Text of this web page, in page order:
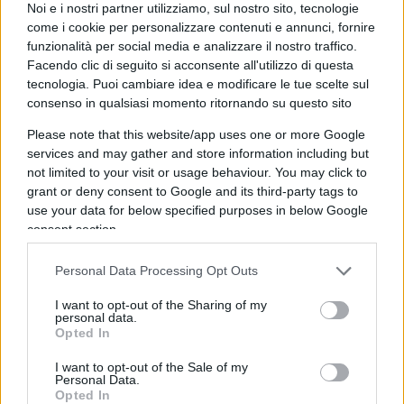
Noi e i nostri partner utilizziamo, sul nostro sito, tecnologie
come i cookie per personalizzare contenuti e annunci, fornire
funzionalità per social media e analizzare il nostro traffico.
Facendo clic di seguito si acconsente all'utilizzo di questa
tecnologia. Puoi cambiare idea e modificare le tue scelte sul
consenso in qualsiasi momento ritornando su questo sito
Please note that this website/app uses one or more Google
services and may gather and store information including but
not limited to your visit or usage behaviour. You may click to
grant or deny consent to Google and its third-party tags to
use your data for below specified purposes in below Google
consent section.
Personal Data Processing Opt Outs
I want to opt-out of the Sharing of my
personal data.
Opted In
I want to opt-out of the Sale of my
Personal Data.
Opted In
Non ci servono elemosine, ci serve la sacrosanta
cancellazione dei tributi fiscali dovuti durante il
periodo dell’emergenza, che Voi stessi avete
decretato debba essere di inattività forzata.
Perdoni, Eccellenza illuminatissima, ma se in
questi mesi persevero a non fatturare, se si è
bloccata l’intera catena della mia filiera, di cui io
sono un minuscolo ingranaggio, cosa Le fa
pensare che io il 31 maggio potrò pagare quelle
tasse che Lei, nella sua infinita magnanimità, mi
ha sospeso oggi? La verità economica elementare,
egregio Statista Magno, è che io quei soldi non li
avrò mai. Per cui, se è stato d’eccezione per me,
tecnicamente impossibilitato a lavorare dalla crisi
sanitaria, dev’esserlo anche per il